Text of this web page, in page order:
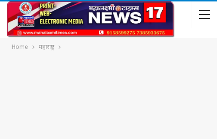
Home महाराष्ट्र